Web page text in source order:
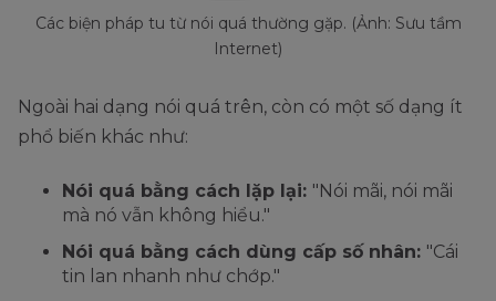
Các biện pháp tu từ nói quá thường gặp. (Ảnh: Sưu tầm
Internet)
Ngoài hai dạng nói quá trên, còn có một số dạng ít
phổ biến khác như:
Nói quá bằng cách lặp lại: "Nói mãi, nói mãi
mà nó vẫn không hiểu."
Nói quá bằng cách dùng cấp số nhân: "Cái
tin lan nhanh như chớp."